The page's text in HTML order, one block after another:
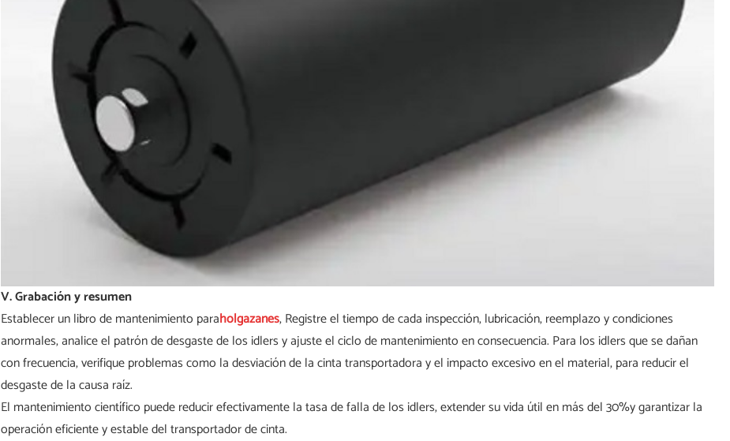
V. Grabación y resumen
Establecer un libro de mantenimiento paraholgazanes, Registre el tiempo de cada inspección, lubricación, reemplazo y condiciones
anormales, analice el patrón de desgaste de los idlers y ajuste el ciclo de mantenimiento en consecuencia. Para los idlers que se dañan
con frecuencia, verifique problemas como la desviación de la cinta transportadora y el impacto excesivo en el material, para reducir el
desgaste de la causa raíz.
El mantenimiento científico puede reducir efectivamente la tasa de falla de los idlers, extender su vida útil en más del 30%y garantizar la
operación eficiente y estable del transportador de cinta.